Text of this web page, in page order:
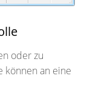
oder zu
können an eine